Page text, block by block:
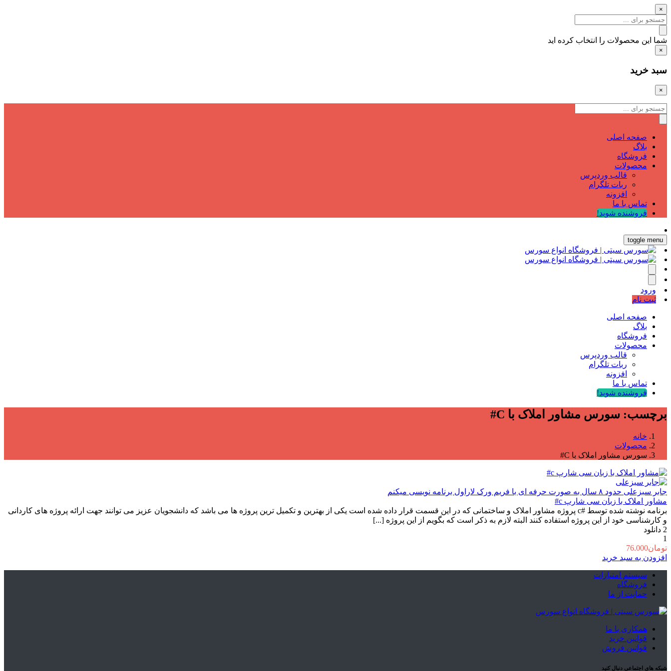
×
شما این محصولات را انتخاب کرده اید
×
سبد خرید
×
صفحه اصلی
بلاگ
فروشگاه
محصولات
قالب وردپرس
ربات تلگرام
افزونه
تماس با ما
فروشنده شوید!
toggle menu
ورود
ثبت نام
صفحه اصلی
بلاگ
فروشگاه
محصولات
قالب وردپرس
ربات تلگرام
افزونه
تماس با ما
فروشنده شوید!
برچسب: سورس مشاور املاک با C#
خانه
محصولات
سورس مشاور املاک با C#
جابر سبزعلی حدود ۸ سال به صورت حرفه ای با فریم ورک لاراول برنامه نویسی میکنم
مشاور املاک با زبان سی شارپ c#
برنامه نوشته شده توسط #c پروژه مشاور املاک و ساختمانی که در این قسمت قرار داده شده است یکی از بهترین و تکمیل ترین پروژه ها می باشد که دانشجویان عزیز می توانند جهت ارائه پروژه های کاردانی
و کارشناسی خود از این پروژه استفاده کنند البته لازم به ذکر است که بگویم از این پروژه [...]
2 دانلود
1
تومان76.000
افزودن به سبد خرید
سیستم امتیازات
فروشگاه
حمایت از ما
همکاری با ما
قوانین خرید
قوانین فروش
شبکه های اجتماعی دنبال کنید